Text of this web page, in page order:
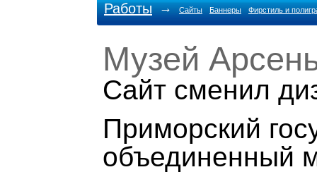
Работы → Сайты Баннеры Фирстиль и
Музей
Cайт сменил
Приморский
объединенный